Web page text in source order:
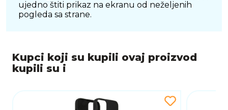
ujedno štiti prikaz na ekranu od neželjenih
pogleda sa strane.
Kupci koji su kupili ovaj proizvod
kupili su i